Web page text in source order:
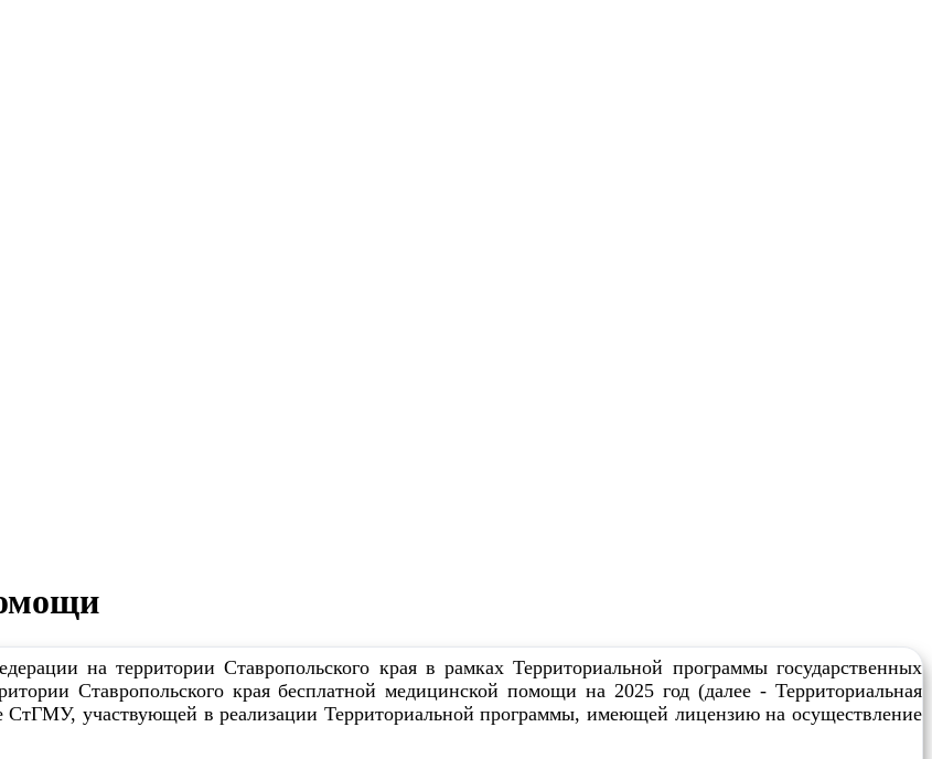
на территории Ставропольского края в рамках Территориальной программы государственных
Ставропольского края бесплатной медицинской помощи на 2025 год (далее - Территориальная
СтГМУ, участвующей в реализации Территориальной программы, имеющей лицензию на осуществление